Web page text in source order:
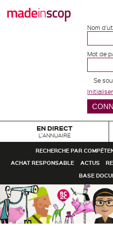
Nom
Mot de
Se
EN DIRECT
L'ANNUAIRE
RECHERCHE PAR
ACHAT RESPONSABLE
ACTUS
BASE